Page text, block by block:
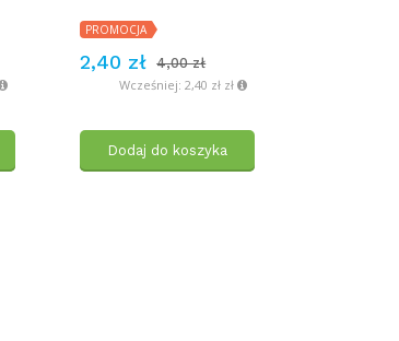
PROMOCJA
2,40 zł
4,00 zł
Wcześniej: 2,40 zł zł
Dodaj do koszyka